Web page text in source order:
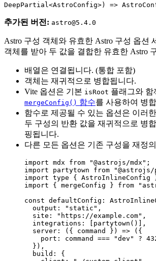
DeepPartial<AstroConfig>) =>
추가된 버전: astro@5.4.0
Astro 구성 객체와 유효한 Astro 구성 옵션
객체를 받아 두 값을 결합한 유효한 Astro
배열은 연결됩니다. (통합 포함)
객체는 재귀적으로 병합됩니다.
Vite 옵션은 기본 isRoot 플래그와 함
mergeConfig() 함수를 사용하여 병
함수로 제공될 수 있는 옵션은 이러
두 구성의 반환 값을 재귀적으로 병
핑됩니다.
다른 모든 옵션은 기존 구성을 재정
import mdx from "@astrojs/mdx " ;
import partytown from "@astrojs/
import type { AstroInlineConfig
import { mergeConfig } from "
const defaultConfig :
output:
" static " ,
site:
" https://example.com" ,
integrations:
[ partytown ()] ,
server : ( { command } ) => ( {
port: command === "dev " ?
} ) ,
build: {